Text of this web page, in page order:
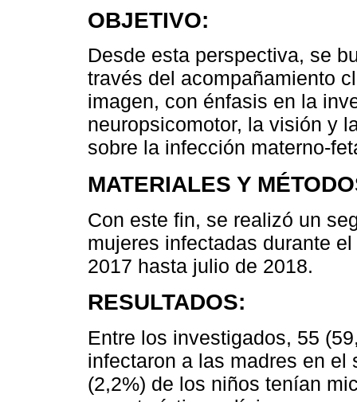
OBJETIVO:
Desde esta perspectiva, se
través del acompañamiento
imagen, con énfasis en la
neuropsicomotor, la visión y
sobre la infección materno-
MATERIALES Y
Con este fin, se realizó un
mujeres infectadas durante
2017 hasta julio de 2018.
RESULTADOS:
Entre los investigados, 55
infectaron a las madres en el
(2,2%) de los niños tenían